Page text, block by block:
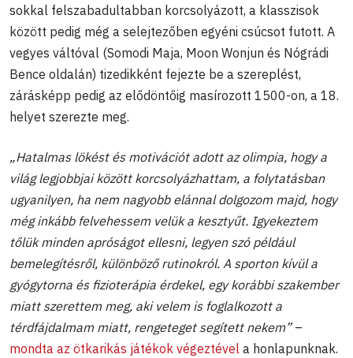
sokkal felszabadultabban korcsolyázott, a klasszisok
között pedig még a selejtezőben egyéni csúcsot futott. A
vegyes váltóval (Somodi Maja, Moon Wonjun és Nógrádi
Bence oldalán) tizedikként fejezte be a szereplést,
zárásképp pedig az elődöntőig masírozott 1500-on, a 18.
helyet szerezte meg.
„Hatalmas lökést és motivációt adott az olimpia, hogy a
világ legjobbjai között korcsolyázhattam, a folytatásban
ugyanilyen, ha nem nagyobb elánnal dolgozom majd, hogy
még inkább felvehessem velük a kesztyűt. Igyekeztem
tőlük minden apróságot ellesni, legyen szó például
bemelegítésről, különböző rutinokról. A sporton kívül a
gyógytorna és fizioterápia érdekel, egy korábbi szakember
miatt szerettem meg, aki velem is foglalkozott a
térdfájdalmam miatt, rengeteget segített nekem”–
mondta az ötkarikás játékok végeztével a honlapunknak.